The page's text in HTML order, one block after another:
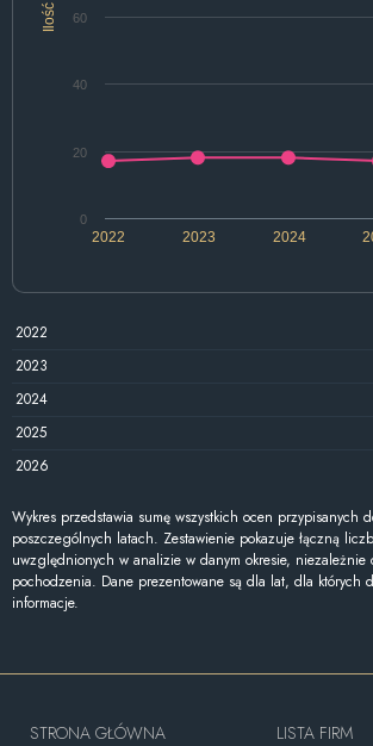
Ilość
2022 2024
2023
0
20
40
60
2022
2023
2024
2025
2026
Wykres przedstawia sumę wszystkich ocen przypisanych
poszczególnych latach. Zestawienie pokazuje łączną
uwzględnionych w analizie w danym okresie, niezależnie
pochodzenia. Dane prezentowane są dla lat, dla których
informacje.
STRONA GŁÓWNA
LISTA FIRM